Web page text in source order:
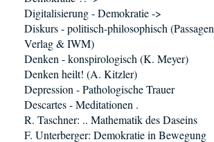
Digitalisierung - Demokratie ->
Diskurs - politisch-philosophisch (Passagen
Verlag & IWM)
Denken - konspirologisch (K. Meyer)
Denken heilt! (A. Kitzler)
Depression - Pathologische Trauer
Descartes - Meditationen .
R. Taschner: .. Mathematik des Daseins
F. Unterberger: Demokratie in Bewegung